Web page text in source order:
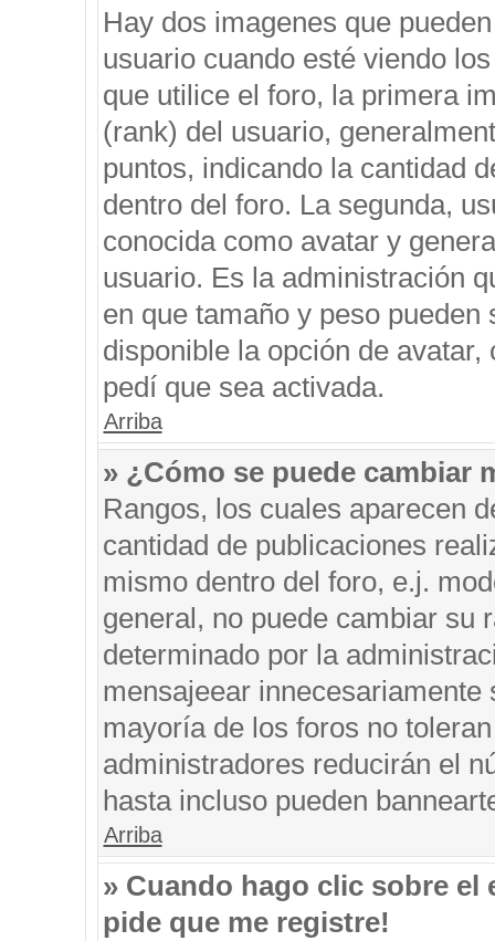
Hay dos imagenes que
usuario cuando esté viendo
que utilice el foro, la primera
(rank) del usuario,
puntos, indicando la cantidad
dentro del foro. La segunda,
conocida como avatar y
usuario. Es la administración
en que tamaño y peso
disponible la opción de
pedí que sea activada.
Arriba
» ¿Cómo se puede cambiar
Rangos, los cuales aparecen
cantidad de publicaciones
mismo dentro del foro, e.j.
general, no puede cambiar su
determinado por la
mensajeear
mayoría de los foros no
administradores reducirán el
hasta incluso pueden
Arriba
» Cuando hago clic sobre el
pide que me registre!